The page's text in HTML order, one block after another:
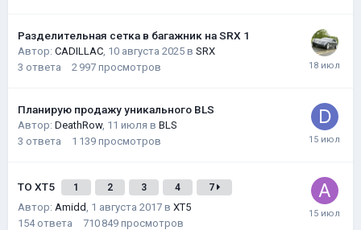
Разделительная сетка в багажник на SRX 1
Автор: CADILLAC, 10 августа 2025 в SRX
3 ответа 2 997 просмотров
Планирую продажу уникального BLS
Автор: DeathRow, 11 июля в BLS
3 ответа 1 139 просмотров
ТО XT5 1 2 3 4 7
Автор: Amidd, 1 августа 2017 в XT5
154 ответа 710 849 просмотров